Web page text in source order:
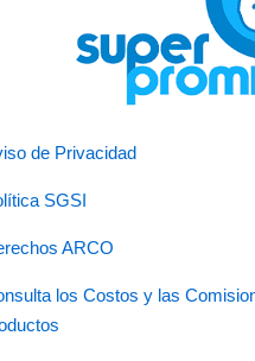
de Privacidad
SGSI
ARCO
los Costos y las